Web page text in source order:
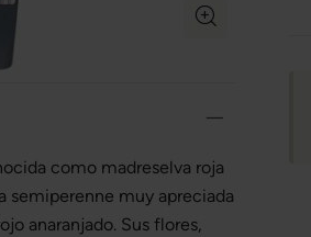
como madreselva roja
semiperenne muy apreciada
anaranjado. Sus flores,